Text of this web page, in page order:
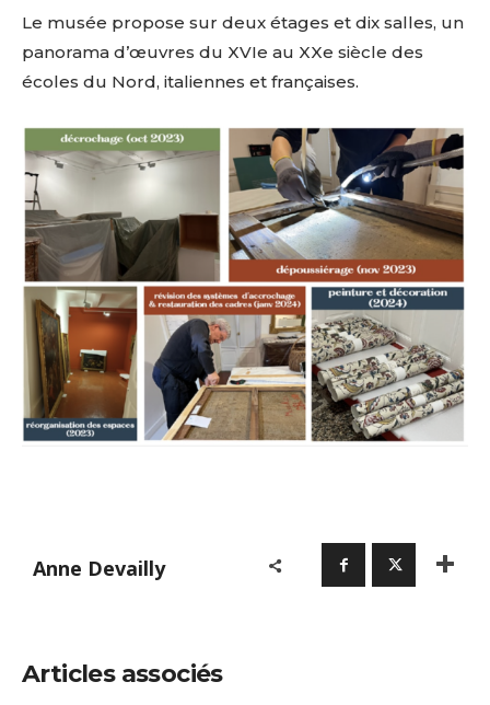
Le musée propose sur deux étages et dix salles, un
panorama d’œuvres du XVIe au XXe siècle des
écoles du Nord, italiennes et françaises.
Anne Devailly
Articles associés